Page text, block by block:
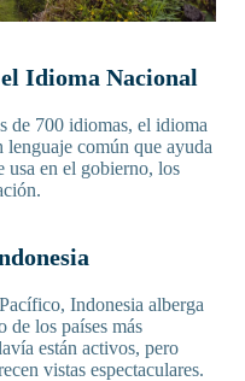
Idioma Nacional
de 700 idiomas, el idioma
lenguaje común que ayuda
usa en el gobierno, los
Indonesia alberga
de los países más
están activos, pero
vistas espectaculares.